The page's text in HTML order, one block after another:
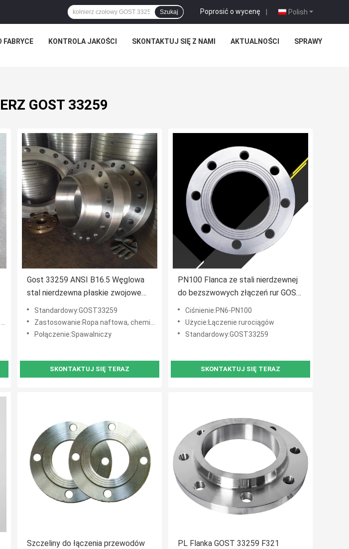
Polish
Poprosić o wycenę |
Szukaj
FABRYCE KONTROLA JAKOŚCI SKONTAKTUJ SIĘ Z NAMI AKTUALNOŚCI SPRAWY
GOST 33259
Gost 33259 ANSI B16.5 Węglowa
stal nierdzewna płaskie zwojowe
płaszczyzna szyjkowa
Standardowy:GOST33259
Zastosowanie:Ropa naftowa, chemia, energetyka, gaz, metalurgia, przemysł stoczniowy, budownictwo itp.
Połączenie:Spawalniczy
SKONTAKTUJ SIĘ TERAZ
PN100 Flanca ze stali nierdzewnej
do bezszwowych złączeń rur GOST
Standard
Ciśnienie:PN6-PN100
Użycie:Łączenie rurociągów
Standardowy:GOST33259
SKONTAKTUJ SIĘ TERAZ
Szczeliny do łączenia przewodów
PL Flanka GOST 33259 F321